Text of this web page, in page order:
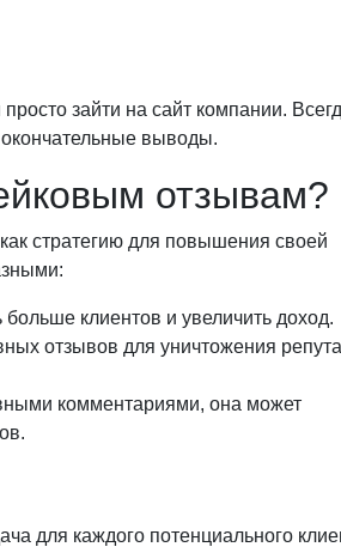
зайти на сайт компании.
выводы.
отзывам?
стратегию для повышения своей
клиентов и увеличить доход.
отзывов для уничтожения
комментариями, она может
для каждого потенциального